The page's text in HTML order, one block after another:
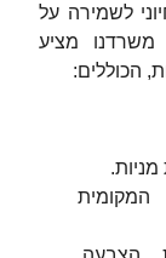
לשמירה על
מציע
הכוללים: